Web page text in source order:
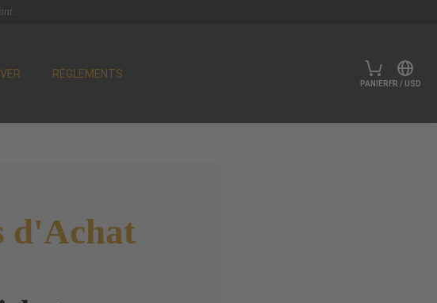
RÈGLEMENTS
PANIER FR / USD
d'Achat